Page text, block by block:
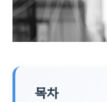
목차